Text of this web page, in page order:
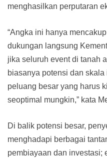
menghasilkan perputaran
“Angka ini hanya
dukungan langsung
jika seluruh event di tanah
biasanya potensi dan
peluang besar yang harus
seoptimal mungkin,” kata
Di balik potensi besar,
menghadapi berbagai
pembiayaan dan investasi;